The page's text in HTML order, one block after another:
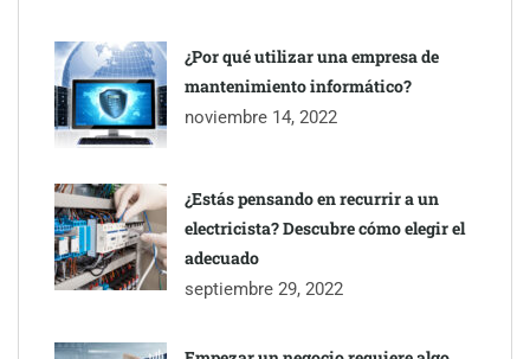
Martín Mingorance Abogados consolida su posición como
despacho de abogados Málaga de referencia para empresas y
particulares
¿Por qué utilizar una empresa de
mantenimiento informático?
noviembre 14, 2022
¿Estás pensando en recurrir a un
electricista? Descubre cómo elegir el
adecuado
septiembre 29, 2022